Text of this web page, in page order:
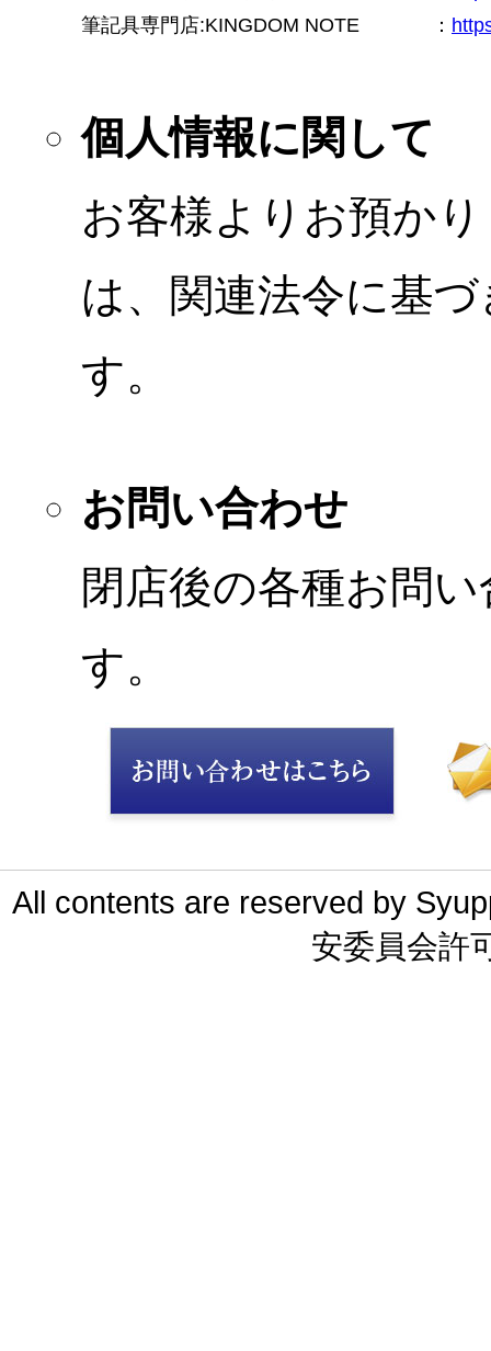
筆記具専門店:KINGDOM NOTE
：
個人情報に関して
お客様よりお預か
は、関連法令に基
す。
お問い合わせ
閉店後の各種お問
す。
All contents are reserved by
安委員会許